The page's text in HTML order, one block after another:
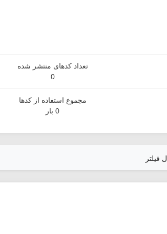
تعداد کدهای منتشر شده
0
مجموع استفاده از کدها
0 بار
فیلتر